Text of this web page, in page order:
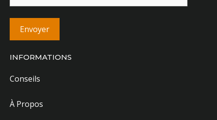
INFORMATIONS
Conseils
À Propos